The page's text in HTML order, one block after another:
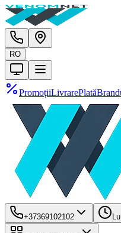
RO
PromoțiiLivrarePlată
+37369102102